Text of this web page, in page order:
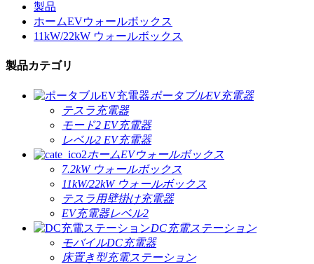
製品
ホームEVウォールボックス
11kW/22kW ウォールボックス
製品カテゴリ
ポータブルEV充電器
テスラ充電器
モード2 EV充電器
レベル2 EV充電器
ホームEVウォールボックス
7.2kW ウォールボックス
11kW/22kW ウォールボックス
テスラ用壁掛け充電器
EV充電器レベル2
DC充電ステーション
モバイルDC充電器
床置き型充電ステーション